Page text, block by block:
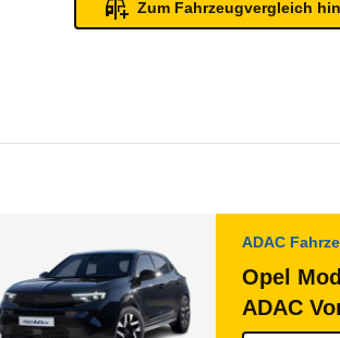
Zum Fahrzeugvergleich
ADAC
Opel
ADAC